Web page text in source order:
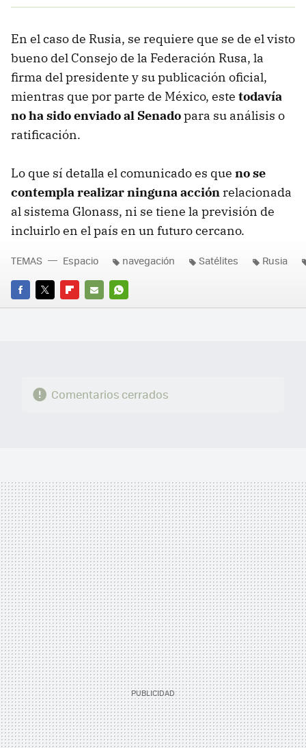
En el caso de Rusia, se requiere que se de el visto
bueno del Consejo de la Federación Rusa, la
firma del presidente y su publicación oficial,
mientras que por parte de México, este todavía
no ha sido enviado al Senadopara su análisis o
ratificación.
Lo que sí detalla el comunicado es que no se
contempla realizar ninguna acción relacionada
al sistema Glonass, ni se tiene la previsión de
incluirlo en el país en un futuro cercano.
FACEBOOK
TWITTERFLIPBOARD
E-
WHATSAPP
TEMAS Espacio navegación Satélites Rusia
Comentarios cerrados